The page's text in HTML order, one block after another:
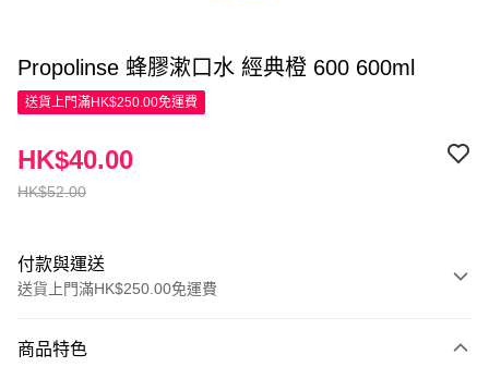
Propolinse 蜂膠漱口水 經典橙 600 600ml
送貨上門滿HK$250.00免運費
HK$52.00
HK$40.00
付款與運送
送貨上門滿HK$250.00免運費
信用卡
商品特色